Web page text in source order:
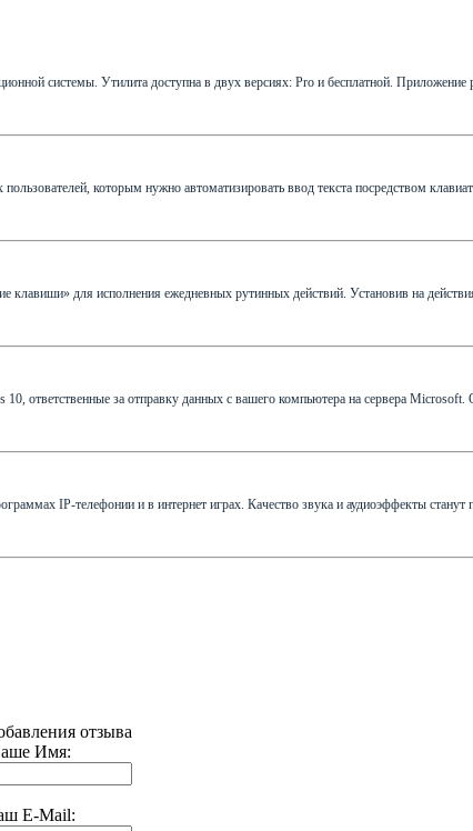
системы. Утилита доступна в двух версиях: Pro и бесплатной. Приложение
которым нужно автоматизировать ввод текста посредством
клавиши» для исполнения ежедневных рутинных действий. Установив на
ответственные за отправку данных с вашего компьютера на сервера
IP-телефонии и в интернет играх. Качество звука и аудиоэффекты станут
отзыва
Имя:
E-Mail: